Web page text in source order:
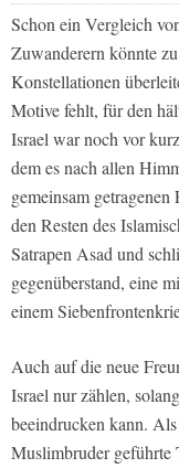
Schon ein Vergleich
Zuwanderern könnte
Konstellationen
Motive fehlt, für den
Israel war noch vor
dem es nach allen
gemeinsam
den Resten des
Satrapen Asad und
gegenüberstand, eine
einem
Auch auf die neue
Israel nur zählen,
beeindrucken kann.
Muslimbruder geführte